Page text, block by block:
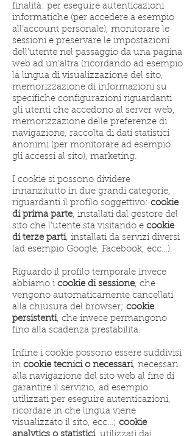
finalità: per eseguire autenticazioni
informatiche (per accedere a esempio
all’account personale), monitorare le
sessioni e preservare le impostazioni
dell’utente nel passaggio da una pagina
web ad un’altra (ricordando ad esempio
la lingua di visualizzazione del sito,
memorizzazione di informazioni su
specifiche configurazioni riguardanti
gli utenti che accedono al server web,
memorizzazione delle preferenze di
navigazione, raccolta di dati statistici
anonimi (per monitorare ad esempio
gli accessi al sito), marketing.
I cookie si possono dividere
innanzitutto in due grandi categorie,
riguardanti il profilo soggettivo: cookie
di prima parte, installati dal gestore del
sito che l’utente sta visitando e cookie
di terze parti, installati da servizi diversi
(ad esempio Google, Facebook, ecc…).
Riguardo il profilo temporale invece
abbiamo i cookie di sessione, che
vengono automaticamente cancellati
alla chiusura del browser; cookie
persistenti, che invece permangono
fino alla scadenza prestabilita.
Infine i cookie possono essere suddivisi
in cookie tecnici o necessari, necessari
alla navigazione del sito web al fine di
garantire il servizio, ad esempio
utilizzati per eseguire autenticazioni,
ricordare in che lingua viene
visualizzato il sito, ecc…; cookie